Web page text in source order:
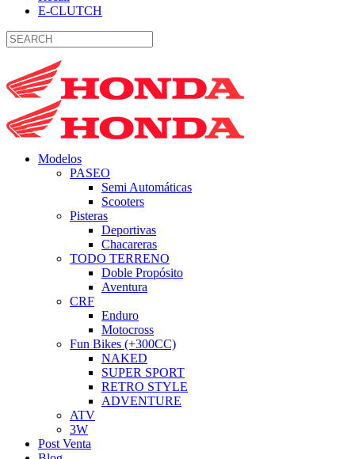
E-CLUTCH
Modelos
PASEO
Semi Automáticas
Scooters
Pisteras
Deportivas
Chacareras
TODO TERRENO
Doble Propósito
Aventura
CRF
Enduro
Motocross
Fun Bikes (+300CC)
NAKED
SUPER SPORT
RETRO STYLE
ADVENTURE
ATV
3W
Post Venta